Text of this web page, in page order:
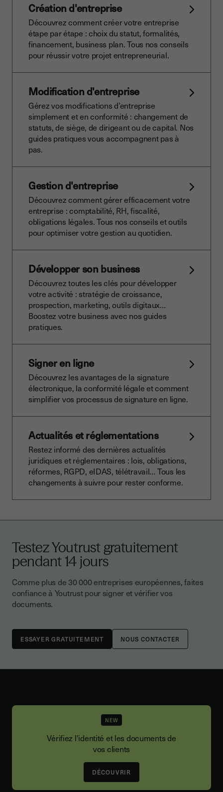
Création d'entreprise
Découvrez comment créer votre entreprise
étape par étape : choix du statut, formalités,
financement, business plan. Tous nos conseils
pour réussir votre projet entrepreneurial.
Modification d'entreprise
Gérez vos modifications d’entreprise
simplement et en conformité : changement de
statuts, de siège, de dirigeant ou de capital. Nos
guides pratiques vous accompagnent pas à
pas.
Gestion d'entreprise
Découvrez comment gérer efficacement votre
entreprise : comptabilité, RH, fiscalité,
obligations légales. Tous nos conseils et outils
pour optimiser votre gestion au quotidien.
Développer son business
Découvrez toutes les clés pour développer
votre activité : stratégie de croissance,
prospection, marketing, outils digitaux…
Boostez votre business avec nos guides
pratiques.
Signer en ligne
Découvrez les avantages de la signature
électronique, la conformité légale et comment
simplifier vos processus de signature en ligne.
Actualités et réglementations
Restez informé des dernières actualités
juridiques et réglementaires : lois, obligations,
réformes, RGPD, eIDAS, télétravail… Tous les
changements à suivre pour rester conforme.
Testez Youtrust gratuitement
pendant 14 jours
Comme plus de 30 000 entreprises européennes, faites
confiance à Youtrust pour signer et vérifier vos
documents.
NOUS CONTACTER
NEW
Vérifiez l'identité et les documents de
vos clients
DÉCOUVRIR